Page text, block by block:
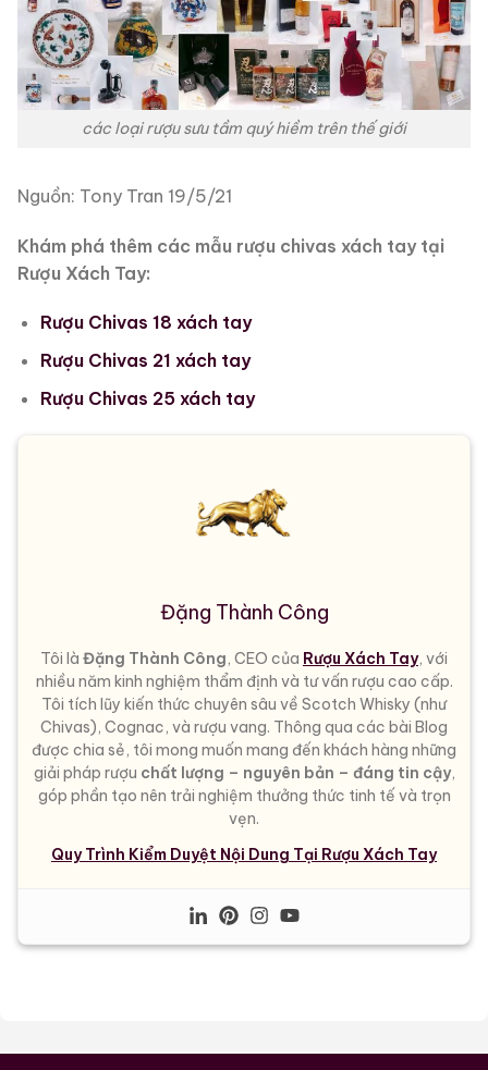
các loại rượu sưu tầm quý hiềm trên thế giới
Nguồn: Tony Tran 19/5/21
Khám phá thêm các mẫu rượu chivas xách tay tại
Rượu Xách Tay:
Rượu Chivas 18 xách tay
Rượu Chivas 21 xách tay
Rượu Chivas 25 xách tay
Đặng Thành Công
Tôi là Đặng Thành Công, CEO của Rượu Xách Tay, với
nhiều năm kinh nghiệm thẩm định và tư vấn rượu cao cấp.
Tôi tích lũy kiến thức chuyên sâu về Scotch Whisky (như
Chivas), Cognac, và rượu vang. Thông qua các bài Blog
được chia sẻ, tôi mong muốn mang đến khách hàng những
giải pháp rượu chất lượng – nguyên bản – đáng tin cậy,
góp phần tạo nên trải nghiệm thưởng thức tinh tế và trọn
vẹn.
Quy Trình Kiểm Duyệt Nội Dung Tại Rượu Xách Tay